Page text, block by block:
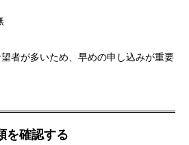
者が多いため、早めの申し込みが重要
を確認する